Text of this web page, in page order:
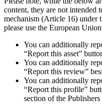
content, they are not intended
mechanism (Article 16) under
please use the European
You can additionally
“Report this asset”
You can additionally
“Report this review”
You can additionally
“Report this profile”
section of the